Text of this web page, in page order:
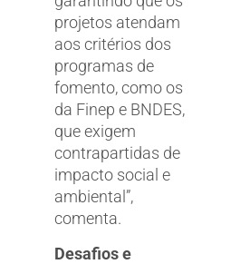
projetos atendam
aos critérios dos
programas de
fomento, como os
da Finep e BNDES,
que exigem
contrapartidas de
impacto social e
ambiental”,
comenta.
Desafios e